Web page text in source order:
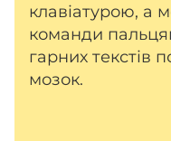
клавіатурою, а
команди
гарних текстів
мозок.